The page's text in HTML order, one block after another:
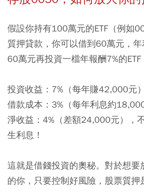
假設你持有100萬元的ETF（例如
質押貸款，你可以借到60萬元，
60萬元再投資一檔年報酬7%的ETF
投資收益：7%（每年賺42,000元）
借款成本：3%（每年利息約
淨收益：4%（差額24,000元），
生利息！
這就是借錢投資的奧秘。對於想要
的你，只要控制好風險，股票質押